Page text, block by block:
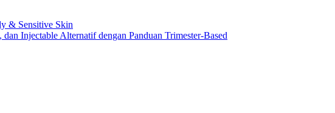
& Sensitive Skin
Injectable Alternatif dengan Panduan Trimester-Based